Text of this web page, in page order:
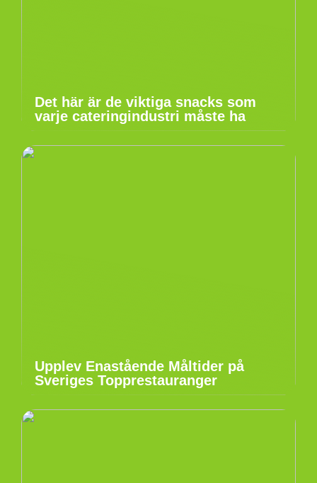
Det här är de viktiga snacks som
varje cateringindustri måste ha
Upplev Enastående Måltider på
Sveriges Topprestauranger